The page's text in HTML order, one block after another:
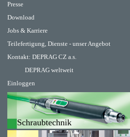
Presse
Download
Jobs & Karriere
Teilefertigung, Dienste - unser Angebot
Kontakt: DEPRAG CZ a.s.
DEPRAG weltweit
Einloggen
Schraubtechnik